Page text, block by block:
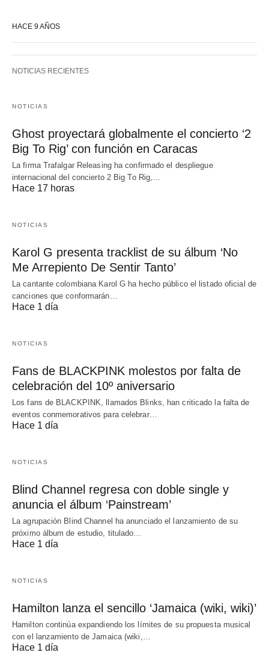
HACE 9 AÑOS
NOTICIAS RECIENTES
NOTICIAS
Ghost proyectará globalmente el concierto ‘2
Big To Rig’ con función en Caracas
La firma Trafalgar Releasing ha confirmado el despliegue
internacional del concierto 2 Big To Rig,…
Hace 17 horas
NOTICIAS
Karol G presenta tracklist de su álbum ‘No
Me Arrepiento De Sentir Tanto’
La cantante colombiana Karol G ha hecho público el listado oficial de
canciones que conformarán…
Hace 1 día
NOTICIAS
Fans de BLACKPINK molestos por falta de
celebración del 10º aniversario
Los fans de BLACKPINK, llamados Blinks, han criticado la falta de
eventos conmemorativos para celebrar…
Hace 1 día
NOTICIAS
Blind Channel regresa con doble single y
anuncia el álbum ‘Painstream’
La agrupación Blind Channel ha anunciado el lanzamiento de su
próximo álbum de estudio, titulado…
Hace 1 día
NOTICIAS
Hamilton lanza el sencillo ‘Jamaica (wiki, wiki)’
Hamilton continúa expandiendo los límites de su propuesta musical
con el lanzamiento de Jamaica (wiki,…
Hace 1 día